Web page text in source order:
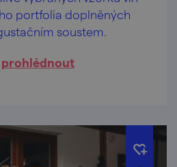
portfolia doplněných
soustem.
prohlédnout